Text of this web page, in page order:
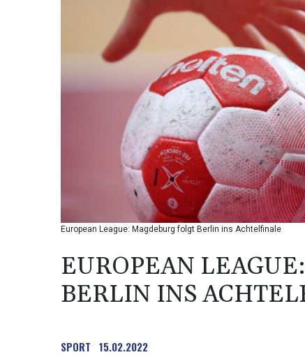
European League: Magdeburg folgt Berlin ins Achtelfinale
EUROPEAN
BERLIN INS
SPORT 15.02.2022